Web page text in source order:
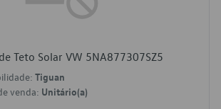
Teto Solar VW 5NA877307SZ5
Tiguan
venda: Unitário(a)